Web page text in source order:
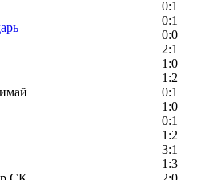
0:1
0:1
0:0
2:1
1:0
1:2
0:1
1:0
0:1
1:2
3:1
1:3